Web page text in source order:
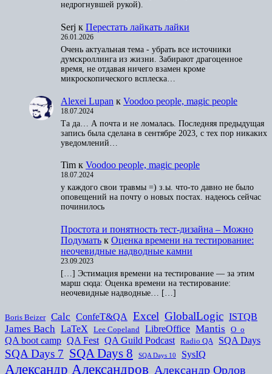
недрогнувшей рукой).
Serj к Перестать лайкать лайки
26.01.2026
Очень актуальная тема - убрать все источники
думскроллинга из жизни. Забирают драгоценное
время, не отдавая ничего взамен кроме
микроскопического всплеска…
Alexei Lupan к Voodoo people, magic people
18.07.2024
Та да… А почта и не ломалась. Последняя предыдущая
запись была сделана в сентябре 2023, с тех пор никаких
уведомлений…
Tim к Voodoo people, magic people
18.07.2024
у каждого свои травмы =) з.ы. что-то давно не было
оповещений на почту о новых постах. надеюсь сейчас
починилось
Простота и понятность тест-дизайна – Можно
Подумать к Оценка времени на тестирование:
неочевидные надводные камни
23.09.2023
[…] Эстимация времени на тестирование — за этим
марш сюда: Оценка времени на тестирование:
неочевидные надводные… […]
Boris Beizer Calc ConfeT&QA Excel GlobalLogic ISTQB
James Bach LaTeX Lee Copeland LibreOffice Mantis O_o
QA boot camp QA Fest QA Guild Podcast Radio QA SQA Days
SQA Days 7 SQA Days 8 SQA Days 10 SysIQ
Александр Александров Александр Орлов